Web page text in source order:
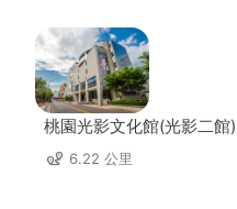
桃園光影文化館(光影二館)
6.22 公里